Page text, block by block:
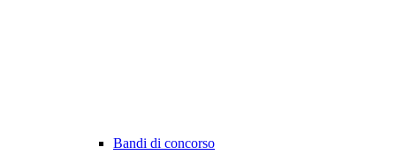
Bandi di concorso